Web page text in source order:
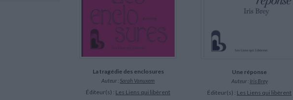
La tragédie des enclosures
Auteur : Sarah Vanuxem
Éditeur(s) : Les Liens qui libèrent
Une réponse
Auteur : Iris Brey
Éditeur(s) : Les Liens qui libèrent